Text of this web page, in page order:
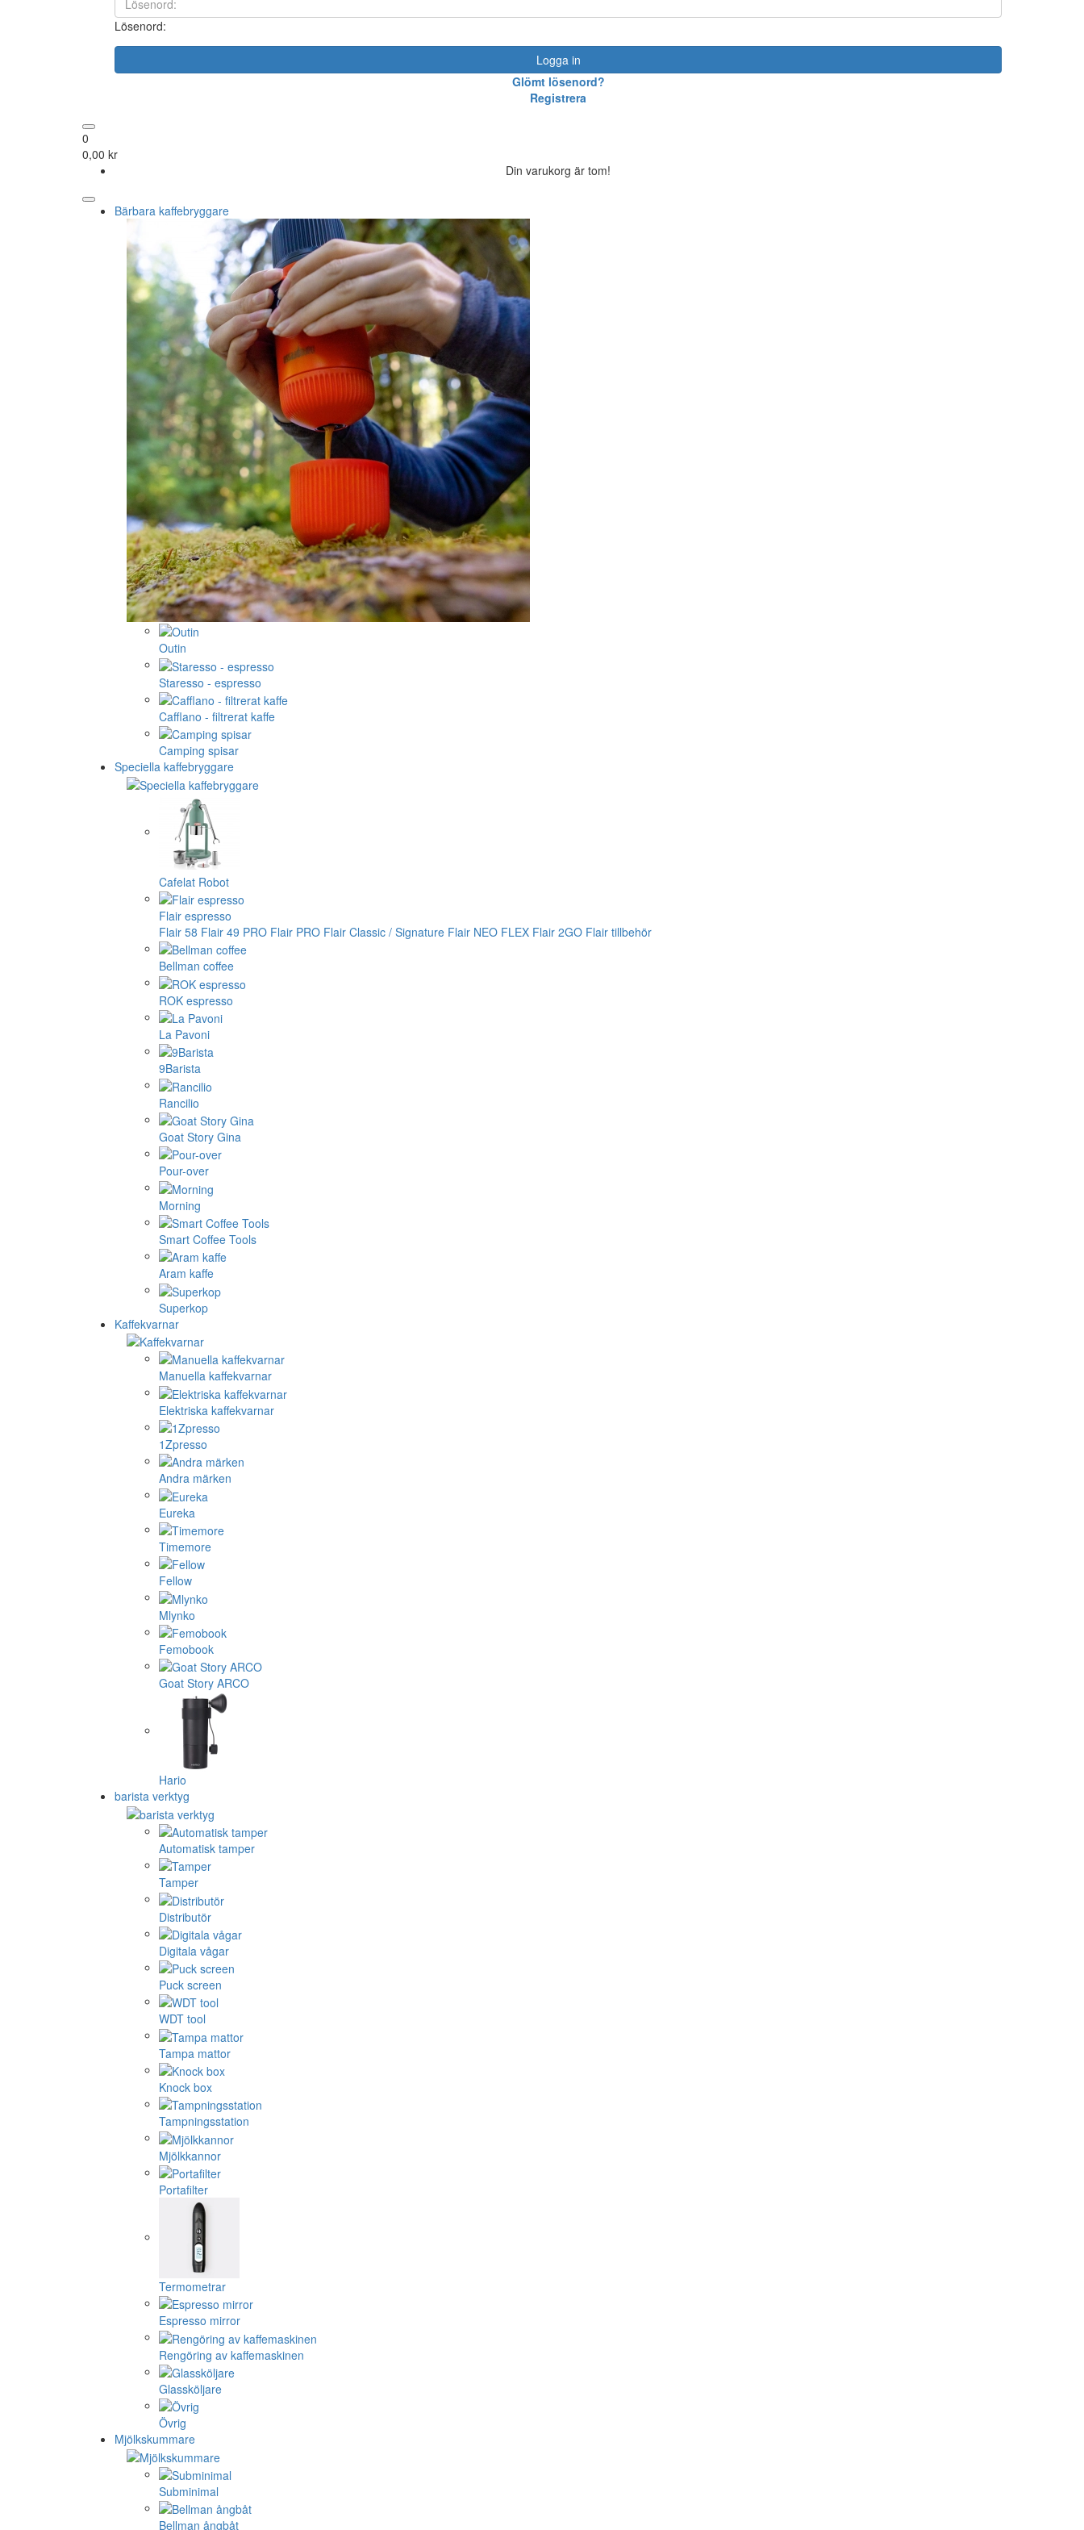
Lösenord:
Logga in
Glömt lösenord?
Registrera
0
0,00 kr
Din varukorg är tom!
Bärbara kaffebryggare
Outin
Staresso - espresso
Cafflano - filtrerat kaffe
Camping spisar
Speciella kaffebryggare
Cafelat Robot
Flair espresso
Flair 58 Flair 49 PRO Flair PRO Flair Classic / Signature Flair NEO FLEX Flair 2GO Flair tillbehör
Bellman coffee
ROK espresso
La Pavoni
9Barista
Rancilio
Goat Story Gina
Pour-over
Morning
Smart Coffee Tools
Aram kaffe
Superkop
Kaffekvarnar
Manuella kaffekvarnar
Elektriska kaffekvarnar
1Zpresso
Andra märken
Eureka
Timemore
Fellow
Mlynko
Femobook
Goat Story ARCO
Hario
barista verktyg
Automatisk tamper
Tamper
Distributör
Digitala vågar
Puck screen
WDT tool
Tampa mattor
Knock box
Tampningsstation
Mjölkkannor
Portafilter
Termometrar
Espresso mirror
Rengöring av kaffemaskinen
Glassköljare
Övrig
Mjölkskummare
Subminimal
Bellman ångbåt